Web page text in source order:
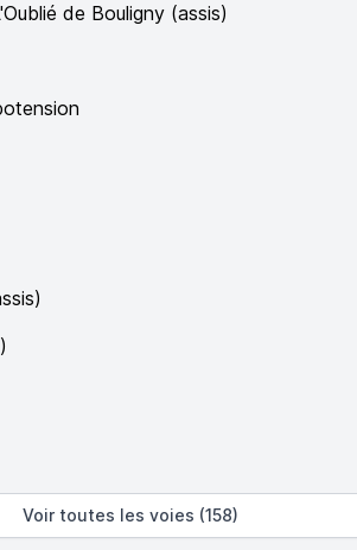
de Bouligny (assis)
Voir toutes les voies (158)